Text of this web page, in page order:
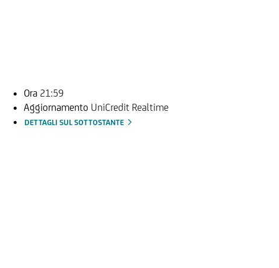
Ora 21:59
Aggiornamento UniCredit Realtime
DETTAGLI SUL SOTTOSTANTE